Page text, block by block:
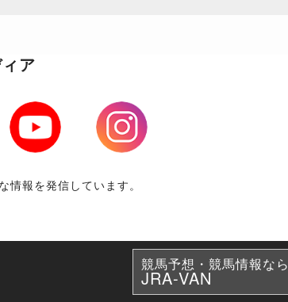
ア
Youtube
Instagram
報を発信しています。
競馬予想・競馬情報なら
JRA-VAN